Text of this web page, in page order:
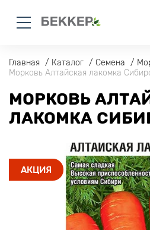
Главная Каталог Семена
Морковь Алтайская лакомка
МОРКОВЬ
ЛАКОМКА
АКЦИЯ